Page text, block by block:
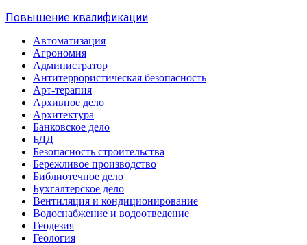
Повышение квалификации
Автоматизация
Агрономия
Администратор
Антитеррористическая безопасность
Арт-терапия
Архивное дело
Архитектура
Банковское дело
БДД
Безопасность строительства
Бережливое производство
Библиотечное дело
Бухгалтерское дело
Вентиляция и кондиционирование
Водоснабжение и водоотведение
Геодезия
Геология